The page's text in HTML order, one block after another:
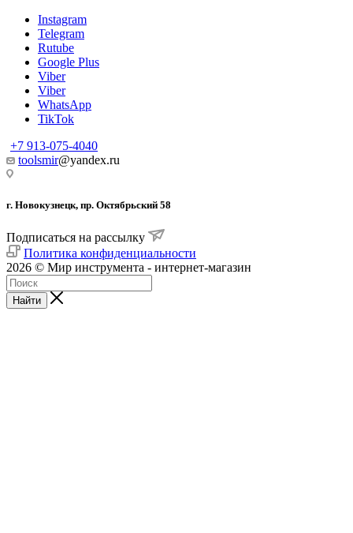
Instagram
Telegram
Rutube
Google Plus
Viber
Viber
WhatsApp
TikTok
+7 913-075-4040
toolsmir@yandex.ru
г. Новокузнецк, пр. Октябрьский 58
Подписаться на рассылку
Политика конфиденциальности
2026 © Мир инструмента - интернет-магазин
Найти